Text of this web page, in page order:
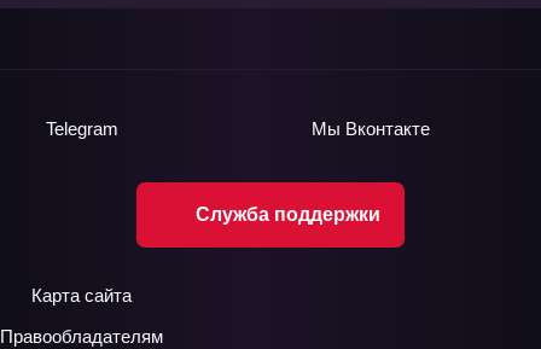
Служба поддержки
Telegram Мы Вконтакте
Карта сайта
Правообладателям